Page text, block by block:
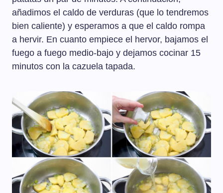
añadimos el caldo de verduras (que lo tendremos
bien caliente) y esperamos a que el caldo rompa
a hervir. En cuanto empiece el hervor, bajamos el
fuego a fuego medio-bajo y dejamos cocinar 15
minutos con la cazuela tapada.